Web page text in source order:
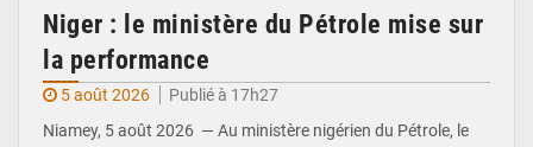
Niger : le ministère du Pétrole mise sur
la performance
5 août 2026
Publié à 17h27
Niamey, 5 août 2026 — Au ministère nigérien du Pétrole, le